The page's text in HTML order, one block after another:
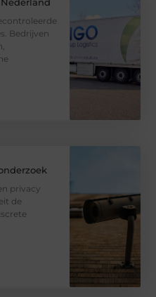
Bedrijven
privacy
de